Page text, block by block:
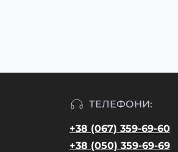
ТЕЛЕФОНИ:
+38 (067) 359-69-60
+38 (050) 359-69-69